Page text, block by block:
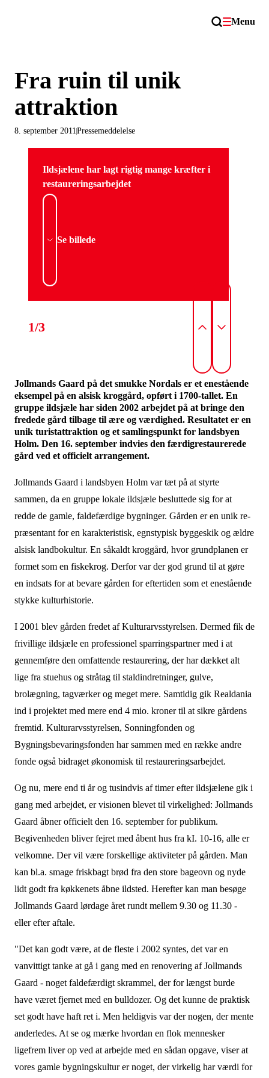
Menu
Fra ruin til unik
attraktion
Pressemeddelelse
8. september 2011
Ildsjælene har lagt rigtig mange kræfter i
restaureringsarbejdet
Se billede
1/3
Jollmands Gaard på det smukke Nordals er et enestående
eksempel på en alsisk krog­gård, opført i 1700-tallet. En
gruppe ildsjæle har siden 2002 arbejdet på at bringe den
fre­dede gård tilbage til ære og værdighed. Resultatet er en
unik turistattraktion og et samlingspunkt for landsbyen
Holm. Den 16. september indvies den færdigrestaurerede
gård ved et officielt arrangement.
Jollmands Gaard i landsbyen Holm var tæt på at styrte
sammen, da en gruppe lokale ild­sjæle besluttede sig for at
redde de gamle, faldefærdige bygninger. Gården er en unik re­
præsentant for en karakteristisk, egnstypisk byggeskik og ældre
alsisk landbokultur. En såkaldt kroggård, hvor grundplanen er
formet som en fiskekrog. Derfor var der god grund til at gøre
en indsats for at bevare gården for eftertiden som et enestående
stykke kulturhi­storie.
I 2001 blev gården fredet af Kulturarvsstyrelsen. Dermed fik de
frivillige ildsjæle en profes­sionel sparringspartner med i at
gennemføre den omfattende restaurering, der har dækket alt
lige fra stuehus og stråtag til staldindretninger, gulve,
brolægning, tagværker og meget mere. Samtidig gik Realdania
ind i projektet med mere end 4 mio. kroner til at sikre går­dens
fremtid. Kulturarvsstyrelsen, Sonningfonden og
Bygningsbevaringsfonden har sammen med en række andre
fonde også bidraget økonomisk til restaureringsar­bejdet.
Og nu, mere end ti år og tusindvis af timer efter ildsjælene gik i
gang med arbejdet, er visi­onen blevet til virkelighed: Jollmands
Gaard åbner officielt den 16. september for publi­kum.
Begivenheden bliver fejret med åbent hus fra kI. 10-16, alle er
velkomne. Der vil være forskellige aktiviteter på gården. Man
kan bl.a. smage friskbagt brød fra den store bageovn og nyde
lidt godt fra køkkenets åbne ildsted. Herefter kan man besøge
Jollmands Gaard lørdage året rundt mellem 9.30 og 11.30 -
eller efter aftale.
"Det kan godt være, at de fleste i 2002 syntes, det var en
vanvittigt tanke at gå i gang med en renovering af Jollmands
Gaard - noget faldefærdigt skrammel, der for længst burde
have været fjernet med en bulldozer. Og det kunne de praktisk
set godt have haft ret i. Men heldigvis var der nogen, der mente
anderledes. At se og mærke hvordan en flok mennesker
ligefrem liver op ved at arbejde med en sådan opgave, viser at
vores gamle bygningskultur er noget, der virkelig har værdi for